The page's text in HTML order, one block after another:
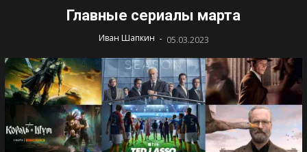
Главные сериалы марта
Иван Шапкин - 05.03.2023